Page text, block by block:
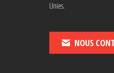
Unies.
NOUS